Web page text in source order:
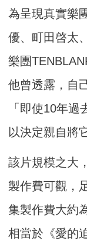
為呈現真實樂
優、町田啓太
樂團
他曾透露，自
「即使10年
以決定親自將
該片規模之大
製作費可觀，
集製作費大約
相當於《愛的